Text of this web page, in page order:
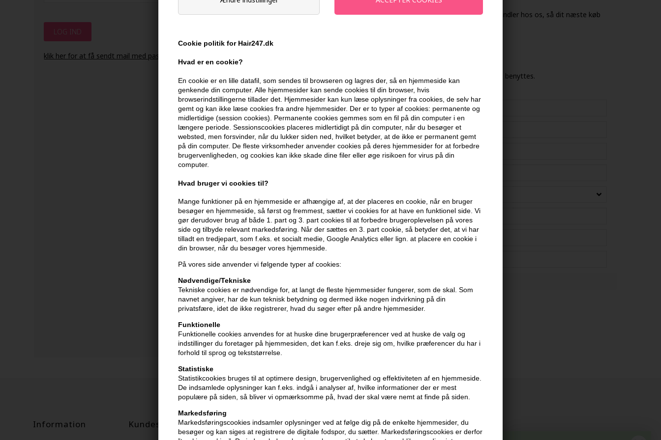
Cookie politik for Hair247.dk
Hvad er en cookie?
En cookie er en lille datafil, som sendes til browseren og lagres der, så en hjemmeside kan
genkende din computer. Alle hjemmesider kan sende cookies til din browser, hvis
browserindstillingerne tillader det. Hjemmesider kan kun læse oplysninger fra cookies, de selv har
gemt og kan ikke læse cookies fra andre hjemmesider. Der er to typer af cookies: permanente og
midlertidige (session cookies). Permanente cookies gemmes som en fil på din computer i en
længere periode. Sessionscookies placeres midlertidigt på din computer, når du besøger et
websted, men forsvinder, når du lukker siden ned, hvilket betyder, at de ikke er permanent gemt
på din computer. De fleste virksomheder anvender cookies på deres hjemmesider for at forbedre
brugervenligheden, og cookies kan ikke skade dine filer eller øge risikoen for virus på din
computer.
Hvad bruger vi cookies til?
Mange funktioner på en hjemmeside er afhængige af, at der placeres en cookie, når en bruger
besøger en hjemmeside, så først og fremmest, sætter vi cookies for at have en funktionel side. Vi
gør derudover brug af både 1. part og 3. part cookies til at forbedre brugeroplevelsen på vores
side og tilbyde relevant markedsføring. Når der sættes en 3. part cookie, så betyder det, at vi har
tilladt en tredjepart, som f.eks. et socialt medie, Google Analytics eller lign. at placere en cookie i
din browser, når du besøger vores hjemmeside.
På vores side anvender vi følgende typer af cookies:
Nødvendige/Tekniske
Tekniske cookies er nødvendige for, at langt de fleste hjemmesider fungerer, som de skal. Som
navnet angiver, har de kun teknisk betydning og dermed ikke nogen indvirkning på din
privatsfære, idet de ikke registrerer, hvad du søger efter på andre hjemmesider.
Funktionelle
Funktionelle cookies anvendes for at huske dine brugerpræferencer ved at huske de valg og
indstillinger du foretager på hjemmesiden, det kan f.eks. dreje sig om, hvilke præferencer du har i
forhold til sprog og tekststørrelse.
Statistiske
Statistikcookies bruges til at optimere design, brugervenlighed og effektiviteten af en hjemmeside.
De indsamlede oplysninger kan f.eks. indgå i analyser af, hvilke informationer der er mest
populære på siden, så bliver vi opmærksomme på, hvad der skal være nemt at finde på siden.
Markedsføring
Markedsføringscookies indsamler oplysninger ved at følge dig på de enkelte hjemmesider, du
besøger og kan siges at registrere de digitale fodspor, du sætter. Markedsføringscookies er derfor
klik her for at få sendt mail med password.
Det giver derfor god mening at du optjener bonusser hver gang du handler hos os, så dit næste køb
Bemærk - opsparet bonus slettes efter 365 dage og kan herefter ikke benyttes.
TILMELD
Læs mere om hvordan rabatten bruges, gyldighed mm HÉR.
Information Kundeservice Modtag tilbud mm Husk at vi har